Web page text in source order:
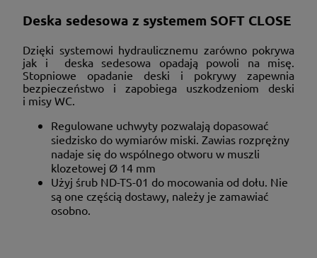
Deska sedesowa z systemem SOFT CLOSE
Dzięki systemowi hydraulicznemu zarówno pokrywa
jak i deska sedesowa opadają powoli na misę.
Stopniowe opadanie deski i pokrywy zapewnia
bezpieczeństwo i zapobiega uszkodzeniom deski
i misy WC.
Regulowane uchwyty pozwalają dopasować
siedzisko do wymiarów miski. Zawias rozprężny
nadaje się do wspólnego otworu w muszli
klozetowej Ø 14 mm
Użyj śrub ND-TS-01 do mocowania od dołu. Nie
są one częścią dostawy, należy je zamawiać
osobno.